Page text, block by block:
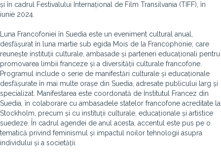
și în cadrul Festivalului Internațional de Film Transilvania (TIFF), în
iunie 2024.
Luna Francofoniei în Suedia este un eveniment cultural anual,
desfășurat în luna martie sub egida Mois de la Francophonie, care
reunește instituții culturale, ambasade și parteneri educaționali pentru
promovarea limbii franceze și a diversității culturale francofone.
Programul include o serie de manifestări culturale și educaționale
desfășurate în mai multe orașe din Suedia, adresate publicului larg și
specializat. Manifestarea este coordonată de Institutul Francez din
Suedia, în colaborare cu ambasadele statelor francofone acreditate la
Stockholm, precum și cu instituții culturale, educaționale și artistice
suedeze. În cadrul agendei de anul acesta, accentul este pus pe o
tematică privind feminismul și impactul noilor tehnologii asupra
individului și a societății.